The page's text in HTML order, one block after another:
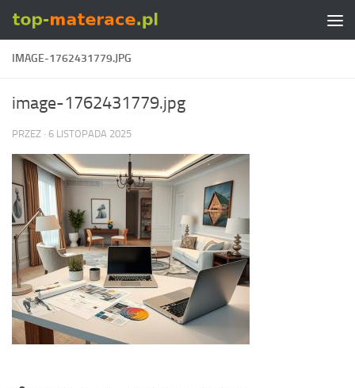
Skip to content
IMAGE-1762431779.JPG
image-1762431779.jpg
PRZEZ · 6 LISTOPADA 2025